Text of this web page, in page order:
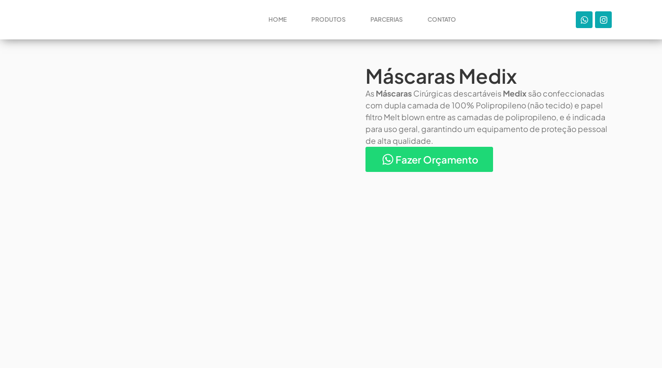
HOME PRODUTOS PARCERIAS CONTATO
Máscaras Medix
AsMáscarasCirúrgicas descartáveisMedixsão confeccionadas
com dupla camada de 100% Polipropileno (não tecido) e papel
filtro Melt blown entre as camadas de polipropileno, e é indicada
para uso geral, garantindo um equipamento de proteção pessoal
de alta qualidade.
Fazer Orçamento